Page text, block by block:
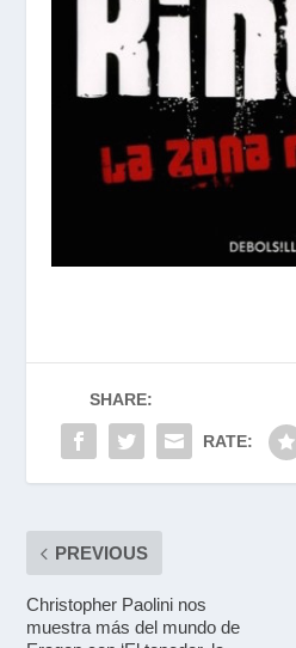
SHARE:
RATE:
PREVIOUS
Christopher Paolini nos
muestra más del mundo de